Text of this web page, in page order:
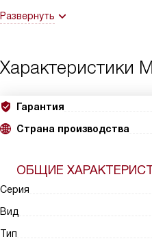
Развернуть
Характеристики
Гарантия
Страна производства
ОБЩИЕ
Серия
Вид
Тип